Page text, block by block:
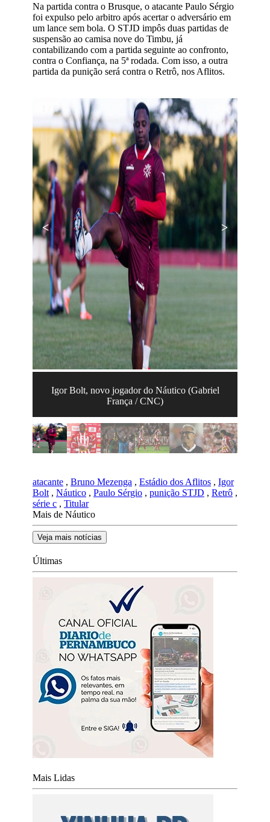
Na partida contra o Brusque, o atacante Paulo Sérgio
foi expulso pelo arbitro após acertar o adversário em
um lance sem bola. O STJD impôs duas partidas de
suspensão ao camisa nove do Timbu, já
contabilizando com a partida seguinte ao confronto,
contra o Confiança, na 5ª rodada. Com isso, a outra
partida da punição será contra o Retrô, nos Aflitos.
1 / 6
< >
Igor Bolt, novo jogador do Náutico (Gabriel
França / CNC)
atacante , Bruno Mezenga , Estádio dos Aflitos , Igor
Bolt , Náutico , Paulo Sérgio , punição STJD , Retrô ,
série c , Titular
Mais de Náutico
Veja mais notícias
Últimas
Mais Lidas